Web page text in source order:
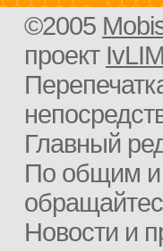
©2005
проект
Главный
По общим и
Новости и